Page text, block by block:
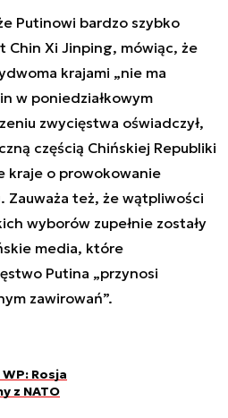
Putinowi bardzo szybko
Chin Xi Jinping, mówiąc, że
krajami „nie ma
w poniedziałkowym
zwycięstwa oświadczył,
częścią Chińskiej Republiki
kraje o prowokowanie
Zauważa też, że wątpliwości
wyborów zupełnie zostały
media, które
Putina „przynosi
zawirowań”.
Rosja
z NATO